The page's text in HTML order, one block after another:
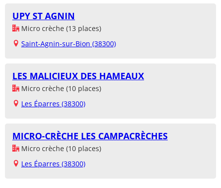
UPY ST AGNIN
Micro crèche (13 places)
Saint-Agnin-sur-Bion (38300)
LES MALICIEUX DES HAMEAUX
Micro crèche (10 places)
Les Éparres (38300)
MICRO-CRÈCHE LES CAMPACRÈCHES
Micro crèche (10 places)
Les Éparres (38300)